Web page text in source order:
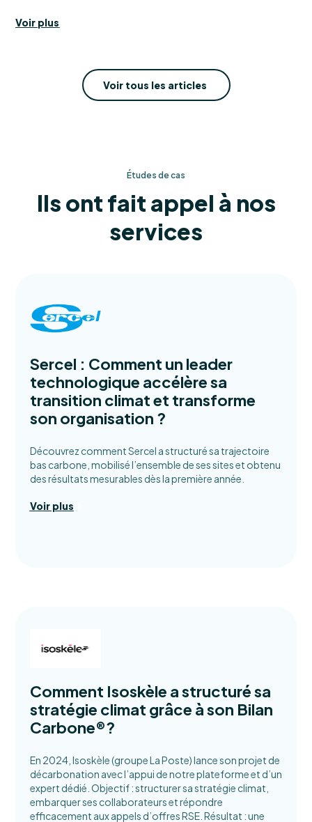
Voir plus
Voir tous les articles
Études de cas
Ils ont fait appel à nos
services
Sercel : Comment un leader
technologique accélère sa
transition climat et transforme
son organisation ?
Découvrez comment Sercel a structuré sa trajectoire
bas carbone, mobilisé l’ensemble de ses sites et obtenu
des résultats mesurables dès la première année.
Voir plus
Comment Isoskèle a structuré sa
stratégie climat grâce à son Bilan
Carbone®?
En 2024, Isoskèle (groupe La Poste) lance son projet de
décarbonation avec l’appui de notre plateforme et d’un
expert dédié. Objectif : structurer sa stratégie climat,
embarquer ses collaborateurs et répondre
efficacement aux appels d’offres RSE. Résultat : une